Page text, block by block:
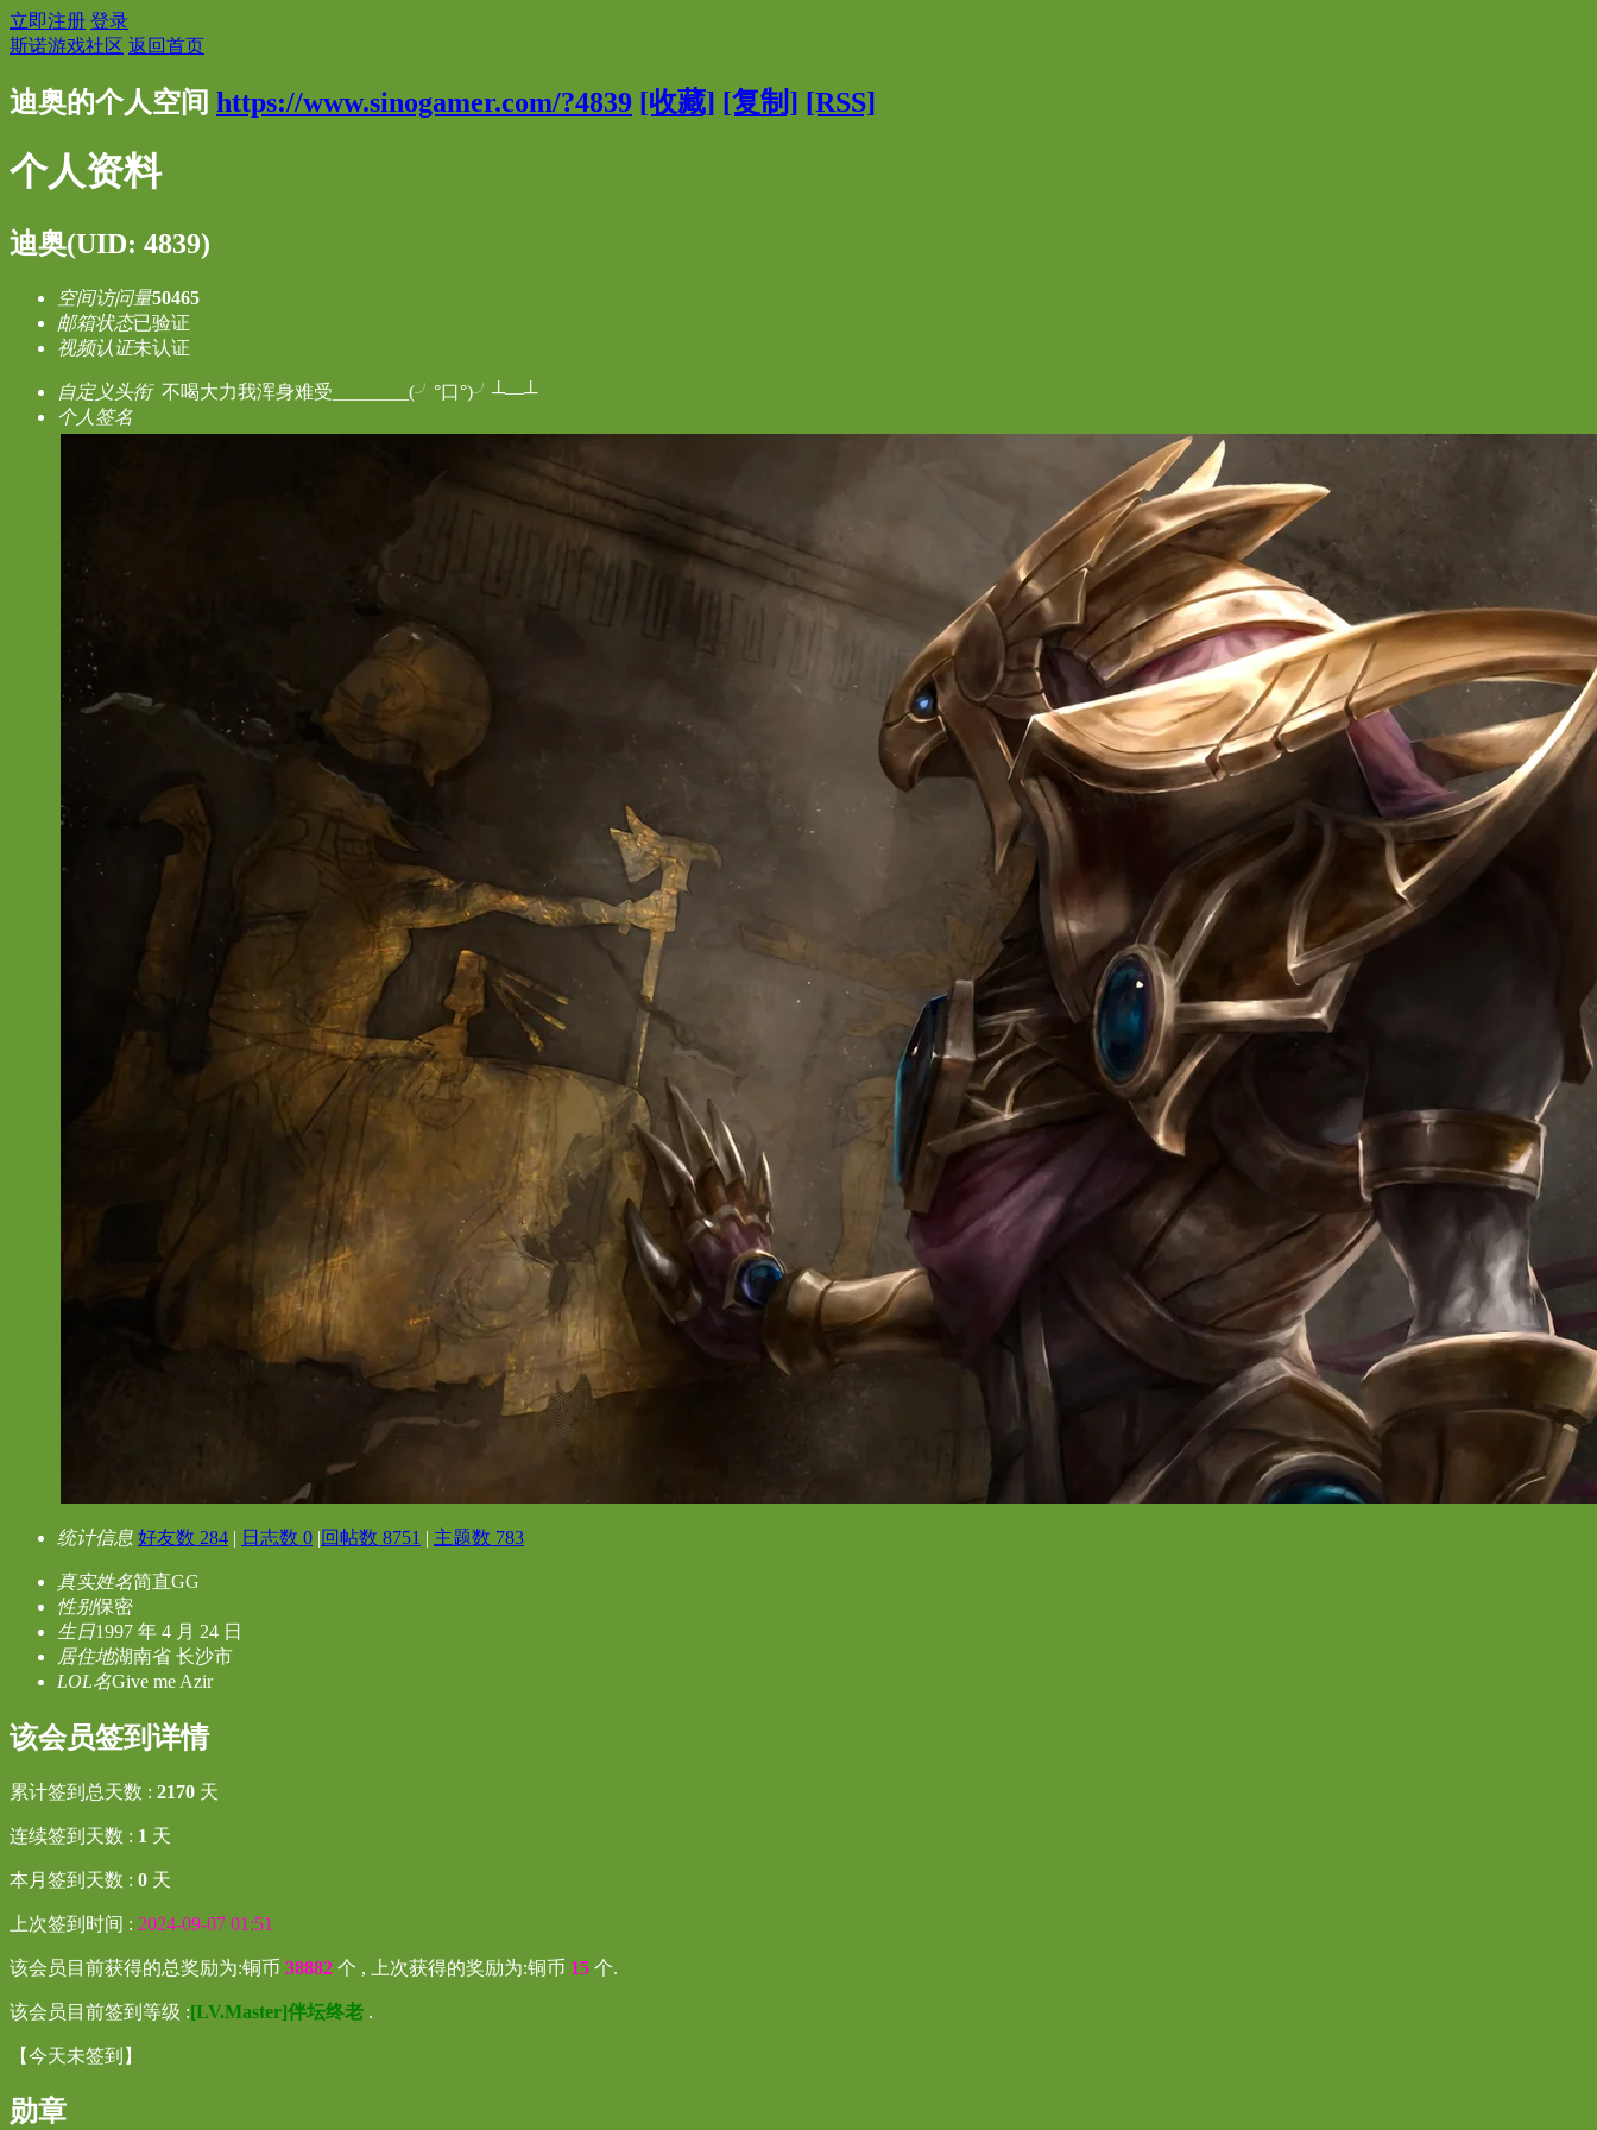
立即注册 登录
斯诺游戏社区 返回首页
迪奥的个人空间 https://www.sinogamer.com/?4839 [收藏] [复制] [RSS]
个人资料
迪奥(UID: 4839)
空间访问量50465
邮箱状态已验证
视频认证未认证
自定义头衔 不喝大力我浑身难受________(╯°口°)╯┴—┴
个人签名
统计信息 好友数 284 | 日志数 0 |回帖数 8751 | 主题数 783
真实姓名简直GG
性别保密
生日1997 年 4 月 24 日
居住地湖南省 长沙市
LOL名Give me Azir
该会员签到详情
累计签到总天数 : 2170 天
连续签到天数 : 1 天
本月签到天数 : 0 天
上次签到时间 : 2024-09-07 01:51
该会员目前获得的总奖励为:铜币 38882 个 , 上次获得的奖励为:铜币 15 个.
该会员目前签到等级 :[LV.Master]伴坛终老 .
【今天未签到 】
勋章